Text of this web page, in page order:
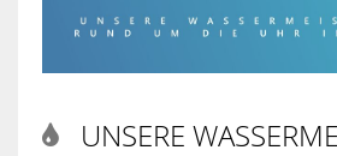
 UNSERE